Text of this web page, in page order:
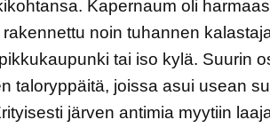
Kapernaum oli
noin tuhannen
tai iso kylä. Suurin
taloryppäitä, joissa asui usean
järven antimia myytiin